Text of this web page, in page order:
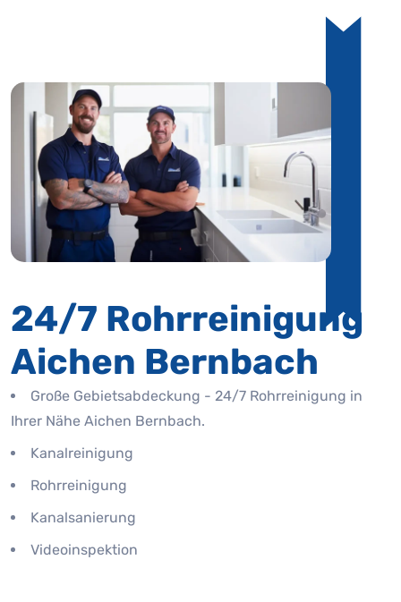
24/7 Rohrreinigung
Aichen Bernbach
Große Gebietsabdeckung - 24/7 Rohrreinigung in
Ihrer Nähe Aichen Bernbach.
Kanalreinigung
Rohrreinigung
Kanalsanierung
Videoinspektion